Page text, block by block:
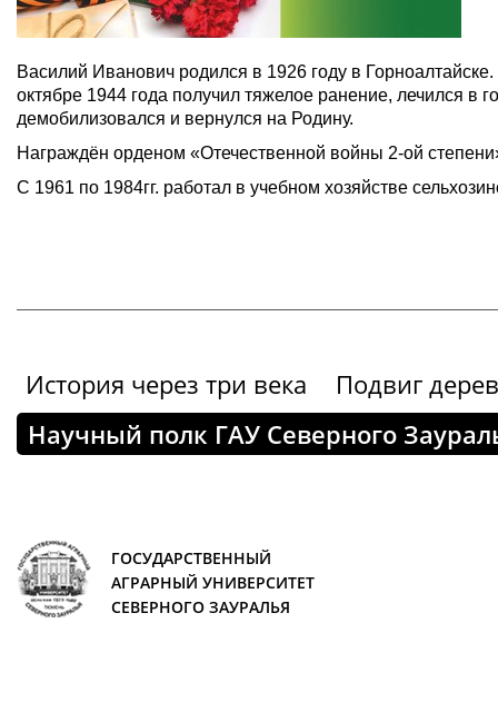
Василий Иванович родился в 1926 году в
октябре 1944 года получил тяжелое ранение, лечился в
демобилизовался и вернулся на Родину.
Награждён орденом «Отечественной войны 2-ой
С 1961 по 1984гг. работал в учебном хозяйстве
История через три века
Подвиг
Научный полк ГАУ Северного
ГОСУДАРСТВЕННЫЙ
АГРАРНЫЙ УНИВЕРСИТЕТ
СЕВЕРНОГО ЗАУРАЛЬЯ